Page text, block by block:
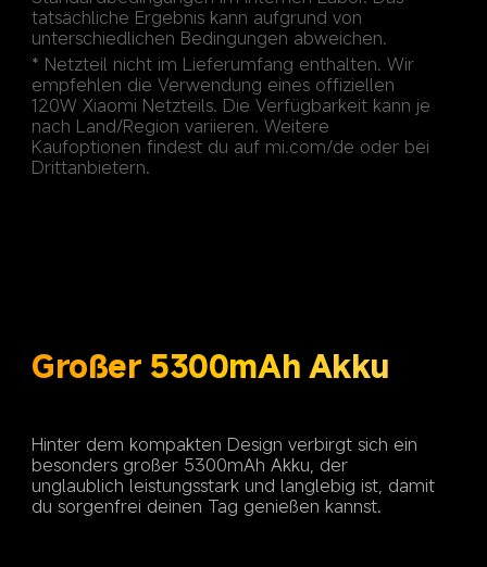
tatsächliche Ergebnis kann aufgrund von
* Netzteil nicht im Lieferumfang enthalten. Wir
empfehlen die Verwendung eines offiziellen
120W Xiaomi Netzteils. Die Verfügbarkeit kann je
nach Land/Region variieren. Weitere
Kaufoptionen findest du auf mi.com/de oder bei
Hinter dem kompakten Design verbirgt sich ein
besonders großer 5300mAh Akku, der
unglaublich leistungsstark und langlebig ist, damit